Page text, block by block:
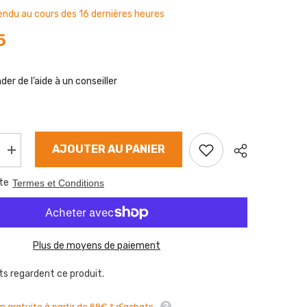
au cours des16 dernières heures
de l’aide à un conseiller
Augmenter
la
de
Mâchoire
AL-
230x60
AJOUTER AU PANIER
Termes et Conditions
Plus de moyens de paiement
regardent ce produit.